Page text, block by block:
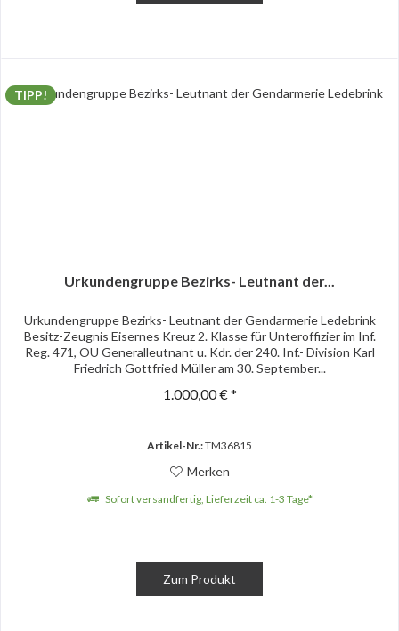
TIPP!
Urkundengruppe Bezirks- Leutnant der...
Urkundengruppe Bezirks- Leutnant der Gendarmerie Ledebrink
Besitz-Zeugnis Eisernes Kreuz 2. Klasse für Unteroffizier im Inf.
Reg. 471, OU Generalleutnant u. Kdr. der 240. Inf.- Division Karl
Friedrich Gottfried Müller am 30. September...
1.000,00 € *
Artikel-Nr.:TM36815
Merken
Sofort versandfertig, Lieferzeit ca. 1-3 Tage*
Zum Produkt